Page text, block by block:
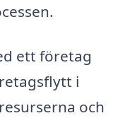
ett företag
i
och